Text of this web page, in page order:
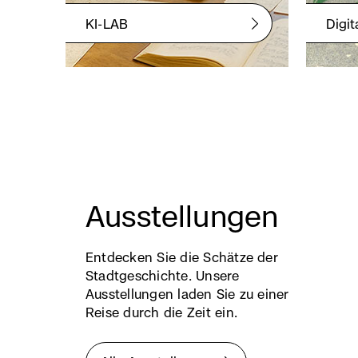
KI-LAB
Ausstellungen
Entdecken Sie die Schätze der
Stadtgeschichte. Unsere
Ausstellungen laden Sie zu einer
Reise durch die Zeit ein.